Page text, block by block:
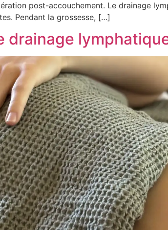
post-accouchement. Le drainage
Pendant la grossesse, […]
drainage